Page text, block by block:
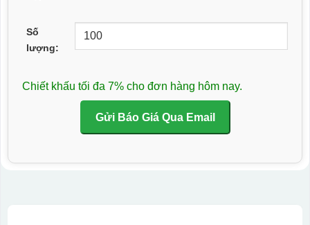
Số
lượng:
Chiết khấu tối đa 7% cho đơn hàng hôm nay.
Gửi Báo Giá Qua Email